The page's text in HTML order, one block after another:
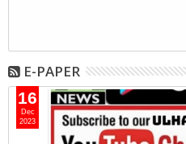
E-PAPER
16
Dec
2023